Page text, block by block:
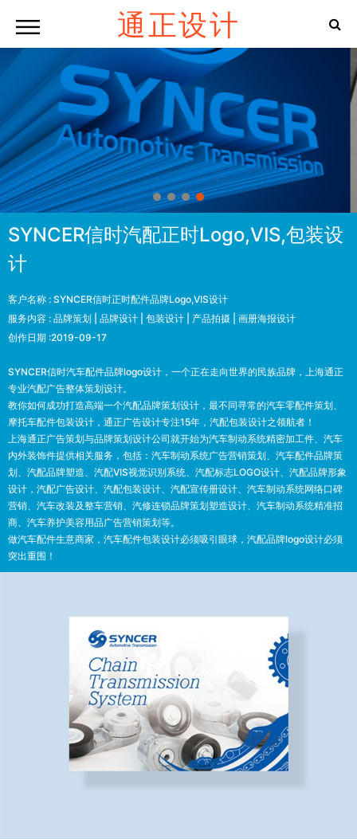
通正设计
SYNCER信时汽配正时Logo,VIS,包装设
计
客户名称 : SYNCER信时正时配件品牌Logo,VIS设计
服务内容 : 品牌策划 | 品牌设计 | 包装设计 | 产品拍摄 | 画册海报设计
创作日期 :2019-09-17
SYNCER信时汽车配件品牌logo设计，一个正在走向世界的民族品牌，上海通正
专业汽配广告整体策划设计。
教你如何成功打造高端一个汽配品牌策划设计，最不同寻常的汽车零配件策划、
摩托车配件包装设计，通正广告设计专注15年，汽配包装设计之领航者！
上海通正广告策划与品牌策划设计公司就开始为汽车制动系统精密加工件、汽车
内外装饰件提供相关服务，包括：汽车制动系统广告营销策划、汽车配件品牌策
划、汽配品牌塑造、汽配VIS视觉识别系统、汽配标志LOGO设计、汽配品牌形象
设计，汽配广告设计、汽配包装设计、汽配宣传册设计、汽车制动系统网络口碑
营销、汽车改装及整车营销、汽修连锁品牌策划塑造设计、汽车制动系统精准招
商、汽车养护美容用品广告营销策划等。
做汽车配件生意商家，汽车配件包装设计必须吸引眼球，汽配品牌logo设计必须
突出重围！